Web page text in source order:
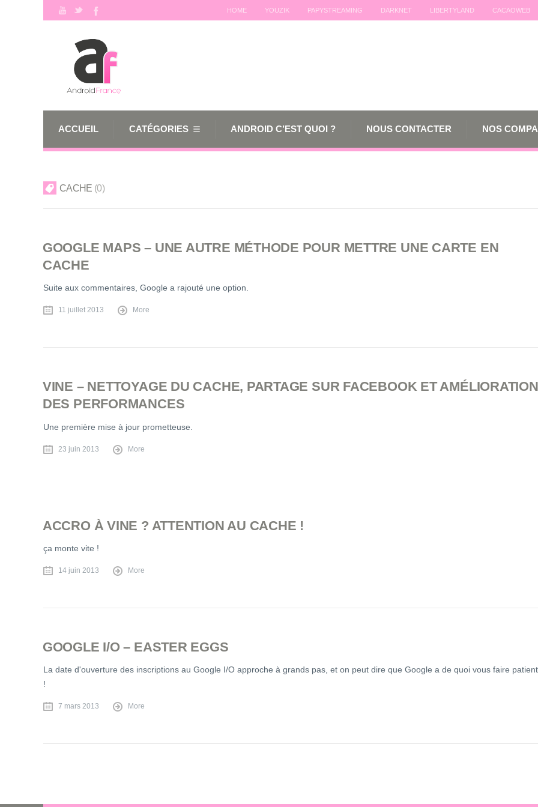
HOME YOUZIK PAPYSTREAMING DARKNET LIBERTYLAND CACAOWEB
ACCUEIL CATÉGORIES ANDROID C’EST QUOI ? NOUS CONTACTER NOS
CACHE 0
GOOGLE MAPS – UNE AUTRE MÉTHODE POUR METTRE UNE CARTE EN
CACHE
Suite aux commentaires, Google a rajouté une option.
11 juillet 2013 More
VINE – NETTOYAGE DU CACHE, PARTAGE SUR FACEBOOK ET AMÉLIORATION
DES PERFORMANCES
Une première mise à jour prometteuse.
23 juin 2013 More
ACCRO À VINE ? ATTENTION AU CACHE !
ça monte vite !
14 juin 2013 More
GOOGLE I/O – EASTER EGGS
La date d'ouverture des inscriptions au Google I/O approche à grands pas, et on peut dire que Google a de quoi vous faire
!
7 mars 2013 More